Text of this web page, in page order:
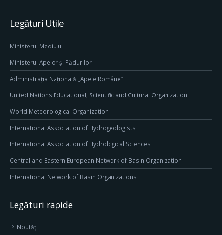
Legături Utile
Ministerul Mediului
Ministerul Apelor și Pădurilor
Administrația Națională „Apele Române”
United Nations Educational, Scientific and Cultural Organization
World Meteorological Organization
International Association of Hydrogeologists
International Association of Hydrological Sciences
Central and Eastern European Network of Basin Organization
International Network of Basin Organizations
Legături rapide
Noutăți